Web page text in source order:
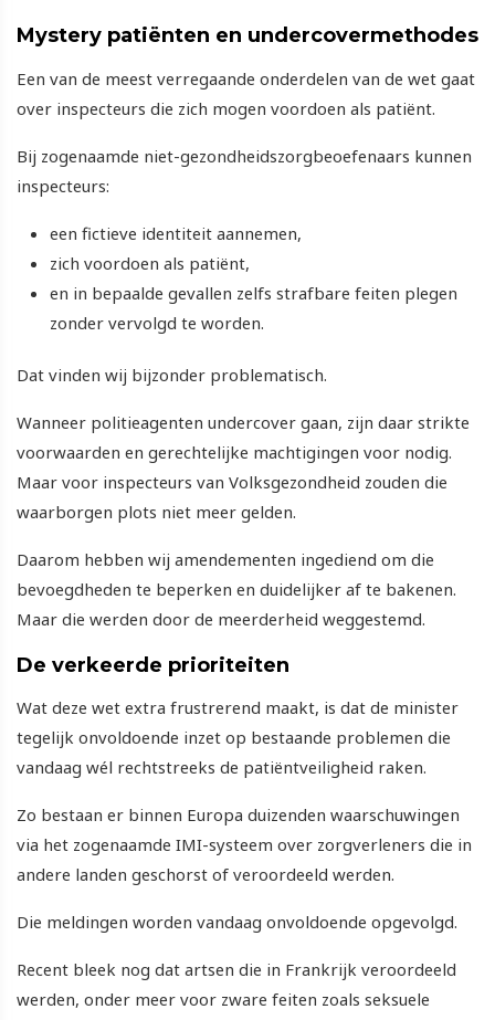
Mystery patiënten en undercovermethodes
Een van de meest verregaande onderdelen van de wet gaat
over inspecteurs die zich mogen voordoen als patiënt.
Bij zogenaamde niet-gezondheidszorgbeoefenaars kunnen
inspecteurs:
een fictieve identiteit aannemen,
zich voordoen als patiënt,
en in bepaalde gevallen zelfs strafbare feiten plegen
zonder vervolgd te worden.
Dat vinden wij bijzonder problematisch.
Wanneer politieagenten undercover gaan, zijn daar strikte
voorwaarden en gerechtelijke machtigingen voor nodig.
Maar voor inspecteurs van Volksgezondheid zouden die
waarborgen plots niet meer gelden.
Daarom hebben wij amendementen ingediend om die
bevoegdheden te beperken en duidelijker af te bakenen.
Maar die werden door de meerderheid weggestemd.
De verkeerde prioriteiten
Wat deze wet extra frustrerend maakt, is dat de minister
tegelijk onvoldoende inzet op bestaande problemen die
vandaag wél rechtstreeks de patiëntveiligheid raken.
Zo bestaan er binnen Europa duizenden waarschuwingen
via het zogenaamde IMI-systeem over zorgverleners die in
andere landen geschorst of veroordeeld werden.
Die meldingen worden vandaag onvoldoende opgevolgd.
Recent bleek nog dat artsen die in Frankrijk veroordeeld
werden, onder meer voor zware feiten zoals seksuele